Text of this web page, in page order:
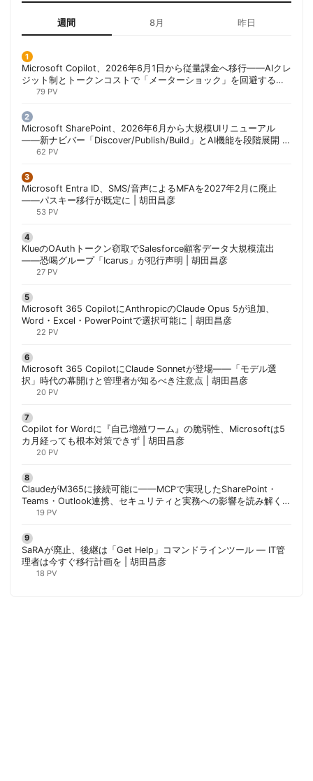
週間 8月 昨日
Microsoft Copilot、2026年6月1日から従量課金へ移行——AIクレ
ジット制とトークンコストで「メーターショック」を回避する方
法 | 胡田昌彦
79 PV
Microsoft SharePoint、2026年6月から大規模UIリニューアル
——新ナビバー「Discover/Publish/Build」とAI機能を段階展開 |
胡田昌彦
62 PV
Microsoft Entra ID、SMS/音声によるMFAを2027年2月に廃止
——パスキー移行が既定に | 胡田昌彦
53 PV
KlueのOAuthトークン窃取でSalesforce顧客データ大規模流出
——恐喝グループ「Icarus」が犯行声明 | 胡田昌彦
27 PV
Microsoft 365 CopilotにAnthropicのClaude Opus 5が追加、
Word・Excel・PowerPointで選択可能に | 胡田昌彦
22 PV
Microsoft 365 CopilotにClaude Sonnetが登場——「モデル選
択」時代の幕開けと管理者が知るべき注意点 | 胡田昌彦
20 PV
Copilot for Wordに『自己増殖ワーム』の脆弱性、Microsoftは5
カ月経っても根本対策できず | 胡田昌彦
20 PV
ClaudeがM365に接続可能に——MCPで実現したSharePoint・
Teams・Outlook連携、セキュリティと実務への影響を読み解く |
胡田昌彦
19 PV
SaRAが廃止、後継は「Get Help」コマンドラインツール — IT管
理者は今すぐ移行計画を | 胡田昌彦
18 PV